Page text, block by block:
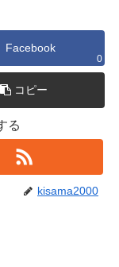
Facebook
0
コピー
る
kisama2000